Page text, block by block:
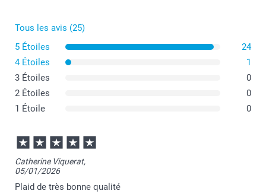
Tous les avis (25)
5 Étoiles
24
4 Étoiles
1
3 Étoiles
0
2 Étoiles
0
1 Étoile
0
Catherine Viquerat,
05/01/2026
Plaid de très bonne qualité